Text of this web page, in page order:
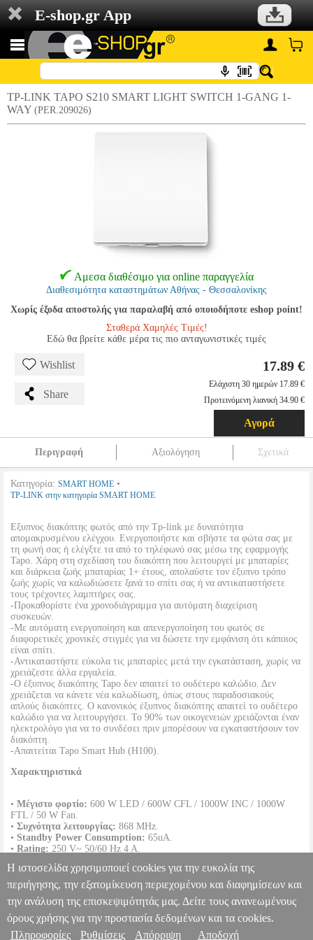
E-shop.gr App
TP-LINK TAPO S210 SMART LIGHT SWITCH 1-GANG 1-
WAY (PER.209026)
Αμεσα διαθέσιμο για online παραγγελία
Διαθεσιμότητα καταστημάτων Αθήνας - Θεσσαλονίκης
Χωρίς έξοδα αποστολής για παραλαβή από οποιοδήποτε eshop point!
Σταθερά Χαμηλές Τιμές!
Εδώ θα βρείτε κάθε μέρα τις πιο ανταγωνιστικές τιμές
Wishlist
Share
17.89 €
Ελάχιστη 30 ημερών 17.89 €
Προτεινόμενη λιανική 34.90 €
Αγορά
Περιγραφή Αξιολόγηση Σχετικά
Κατηγορία: SMART HOME •
TP-LINK στην κατηγορία SMART HOME
Εξυπνος διακόπτης φωτός από την Tp-link με δυνατότητα
απομακρυσμένου ελέγχου. Ενεργοποιήστε και σβήστε τα φώτα σας με
τη φωνή σας ή ελέγξτε τα από το τηλέφωνό σας μέσω της εφαρμογής
Tapo. Χάρη στη σχεδίαση του διακόπτη που λειτουργεί με μπαταρίες
και διάρκεια ζωής μπαταρίας 1+ έτους, απολαύστε τον έξυπνο τρόπο
ζωής χωρίς να καλωδιώσετε ξανά το σπίτι σας ή να αντικαταστήσετε
τους τρέχοντες λαμπτήρες σας.
-Προκαθορίστε ένα χρονοδιάγραμμα για αυτόματη διαχείριση
συσκευών.
-Με αυτόματη ενεργοποίηση και απενεργοποίηση του φωτός σε
διαφορετικές χρονικές στιγμές για να δώσετε την εμφάνιση ότι κάποιος
είναι σπίτι.
-Αντικαταστήστε εύκολα τις μπαταρίες μετά την εγκατάσταση, χωρίς να
χρειάζεστε άλλα εργαλεία.
-Ο έξυπνος διακόπτης Tapo δεν απαιτεί το ουδέτερο καλώδιο. Δεν
χρειάζεται να κάνετε νέα καλωδίωση, όπως στους παραδοσιακούς
απλούς διακόπτες. Ο κανονικός έξυπνος διακόπτης απαιτεί το ουδέτερο
καλώδιο για να λειτουργήσει. Το 90% των οικογενειών χρειάζονται έναν
ηλεκτρολόγο για να το συνδέσει πριν μπορέσουν να εγκαταστήσουν τον
διακόπτη.
-Απαιτείται Tapo Smart Hub (H100).
Χαρακτηριστικά
• Μέγιστο φορτίο: 600 W LED / 600W CFL / 1000W INC / 1000W
FTL / 50 W Fan.
• Συχνότητα λειτουργίας: 868 MHz.
• Standby Power Consumption: 65uA.
• Rating: 250 V~ 50/60 Hz 4 A.
• Διαστάσεις:87.1 ? 86 ? 41 mm.
•Εγγύηση: 2 χρόνια.DOA 7 ημερών
TP-LINK TAPO S210 SMART LIGHT SWITCH 1-GANG 1-WAY
PER.209026 PER.209026 TP-LINK TP-LINK SMART HOME
Κατηγορία: SMART HOME •TP-LINK στην κατηγορία
Η ιστοσελίδα χρησιμοποιεί cookies για την ευκολία της
περιήγησης, την εξατομίκευση περιεχομένου και διαφημίσεων και
την ανάλυση της επισκεψιμότητάς μας. Δείτε τους ανανεωμένους
όρους χρήσης για την προστασία δεδομένων και τα cookies.
Πληροφορίες
Ρυθμίσεις Απόρριψη Αποδοχή